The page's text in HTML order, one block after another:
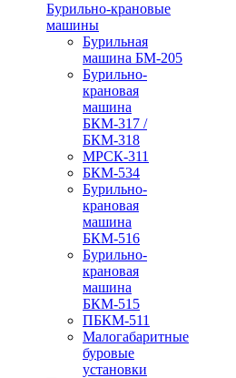
Бурильно-крановые
машины
Бурильная
машина БМ-205
Бурильно-
крановая
машина
БКМ-317 /
БКМ-318
МРСК-311
БКМ-534
Бурильно-
крановая
машина
БКМ-516
Бурильно-
крановая
машина
БКМ-515
ПБКМ-511
Малогабаритные
буровые
установки